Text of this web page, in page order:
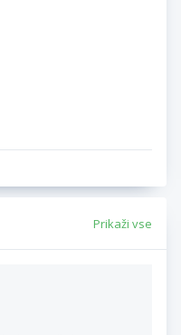
Prikaži vse